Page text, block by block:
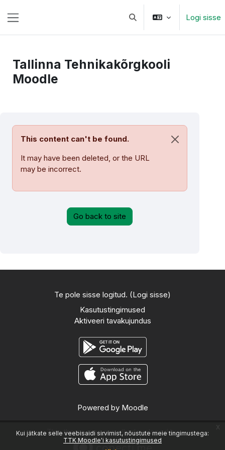
Kui jätkate selle veebisaidi sirvimist, nõustute meie tingimustega:
TTK Moodle'i kasutustingimused
x
Lülitab otsingu sisendiLogi sisse
Tallinna Tehnikakõrgkooli
Moodle
This content can't be found.
It may have been deleted, or the URL
may be incorrect.
Loobu sellest
Go back to site
Te pole sisse logitud. (Logi sisse)
Kasutustingimused
Aktiveeri tavakujundus
Powered by Moodle
This theme was proudly developed by